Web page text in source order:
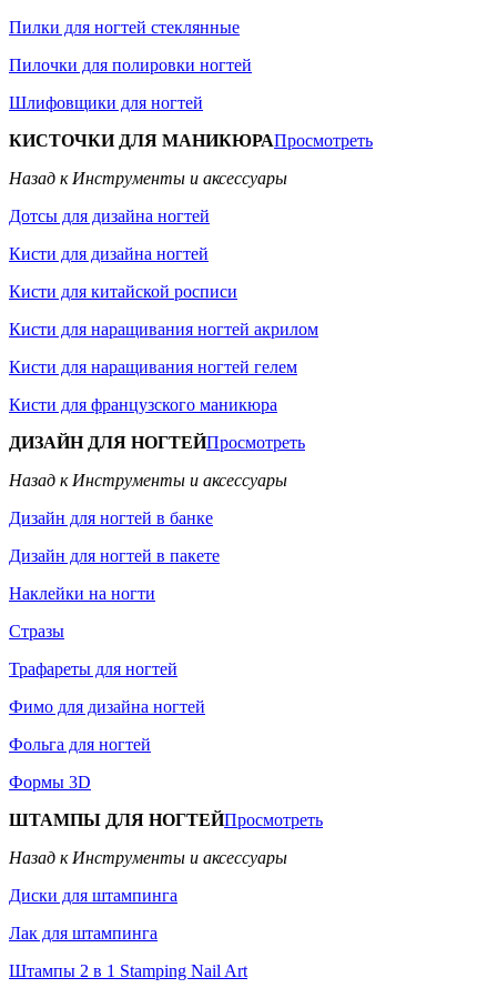
Пилки для ногтей стеклянные
Пилочки для полировки ногтей
Шлифовщики для ногтей
КИСТОЧКИ ДЛЯ МАНИКЮРАПросмотреть
Назад к Инструменты и аксессуары
Дотсы для дизайна ногтей
Кисти для дизайна ногтей
Кисти для китайской росписи
Кисти для наращивания ногтей акрилом
Кисти для наращивания ногтей гелем
Кисти для французского маникюра
ДИЗАЙН ДЛЯ НОГТЕЙПросмотреть
Назад к Инструменты и аксессуары
Дизайн для ногтей в банке
Дизайн для ногтей в пакете
Наклейки на ногти
Стразы
Трафареты для ногтей
Фимо для дизайна ногтей
Фольга для ногтей
Формы 3D
ШТАМПЫ ДЛЯ НОГТЕЙПросмотреть
Назад к Инструменты и аксессуары
Диски для штампинга
Лак для штампинга
Штампы 2 в 1 Stamping Nail Art